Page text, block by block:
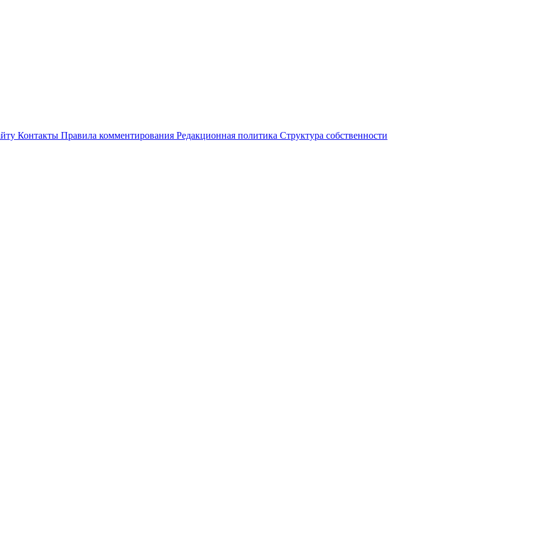
Контакты Правила комментирования Редакционная политика Структура собственности